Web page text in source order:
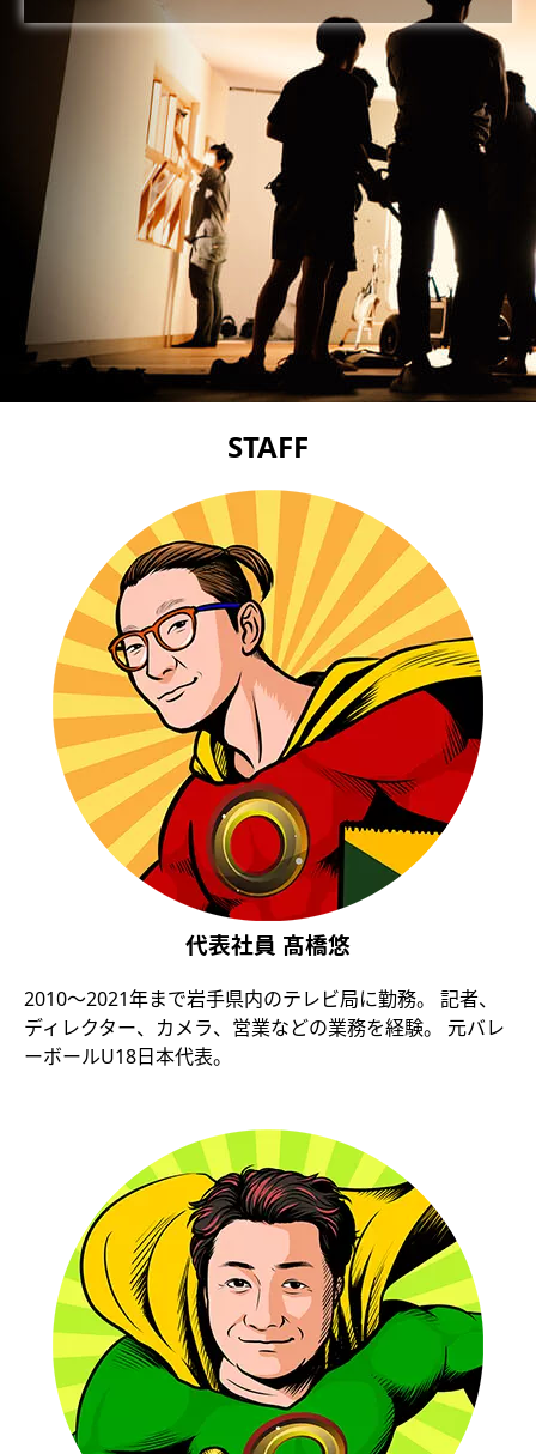
STAFF
代表社員 髙橋悠
2010〜2021年まで岩手県内のテレビ局に勤務。 記者、
ディレクター、カメラ、営業などの業務を経験。 元バレ
ーボールU18日本代表。